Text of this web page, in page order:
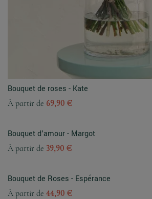
Bouquet de roses - Kate
À partir de 69,90 €
Bouquet d'amour - Margot
À partir de 39,90 €
Bouquet de Roses - Espérance
À partir de 44,90 €